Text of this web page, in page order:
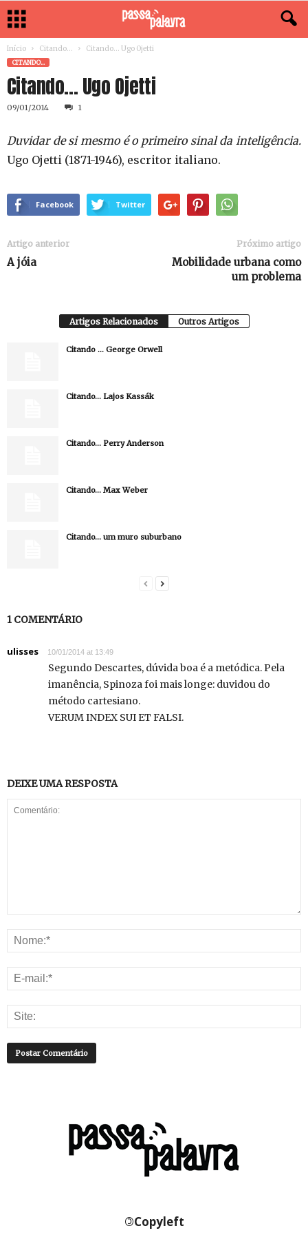
Início Citando... Citando… Ugo Ojetti
CITANDO...
Citando… Ugo Ojetti
09/01/2014 1
Duvidar de si mesmo é o primeiro sinal da inteligência.
Ugo Ojetti (1871-1946), escritor italiano.
Facebook Twitter
Artigo anterior
A jóia
Próximo artigo
Mobilidade urbana como
um problema
Artigos Relacionados Outros Artigos
Citando … George Orwell
Citando… Lajos Kassák
Citando… Perry Anderson
Citando… Max Weber
Citando… um muro suburbano
1 COMENTÁRIO
ulisses 10/01/2014 at 13:49
Segundo Descartes, dúvida boa é a metódica. Pela
imanência, Spinoza foi mais longe: duvidou do
método cartesiano.
VERUM INDEX SUI ET FALSI.
DEIXE UMA RESPOSTA
©Copyleft